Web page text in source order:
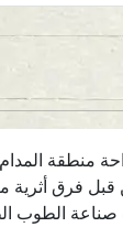
الذيد في الطرف
المتحدة. وترجع تسميتها اليوم إلى اسم بئر مجاورة مدفونة
صناعة الطوب